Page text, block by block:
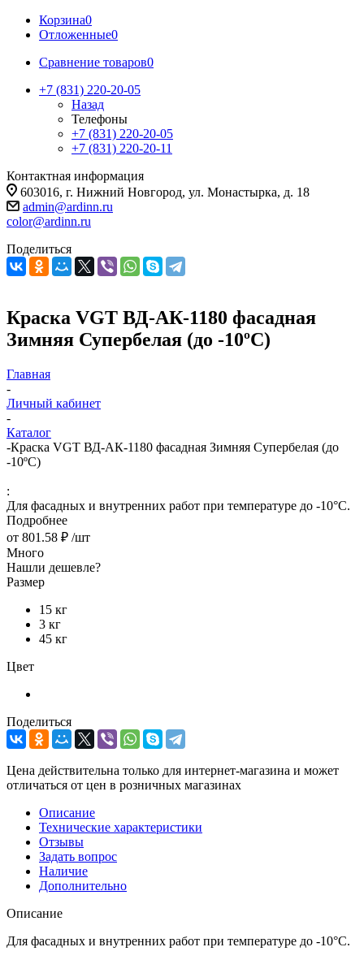
Корзина0
Отложенные0
Сравнение товаров0
+7 (831) 220-20-05
Назад
Телефоны
+7 (831) 220-20-05
+7 (831) 220-20-11
Контактная информация
603016, г. Нижний Новгород, ул. Монастырка, д. 18
admin@ardinn.ru
color@ardinn.ru
Поделиться
Краска VGT ВД-АК-1180 фасадная
Зимняя Супербелая (до -10ºС)
Главная
-
Личный кабинет
-
Каталог
-Краска VGT ВД-АК-1180 фасадная Зимняя Супербелая (до
-10ºС)
:
Для фасадных и внутренних работ при температуре до -10°С.
Подробнее
от 801.58 ₽ /шт
Много
Нашли дешевле?
Размер
15 кг
3 кг
45 кг
Цвет
Поделиться
Цена действительна только для интернет-магазина и может
отличаться от цен в розничных магазинах
Описание
Технические характеристики
Отзывы
Задать вопрос
Наличие
Дополнительно
Описание
Для фасадных и внутренних работ при температуре до -10°С.